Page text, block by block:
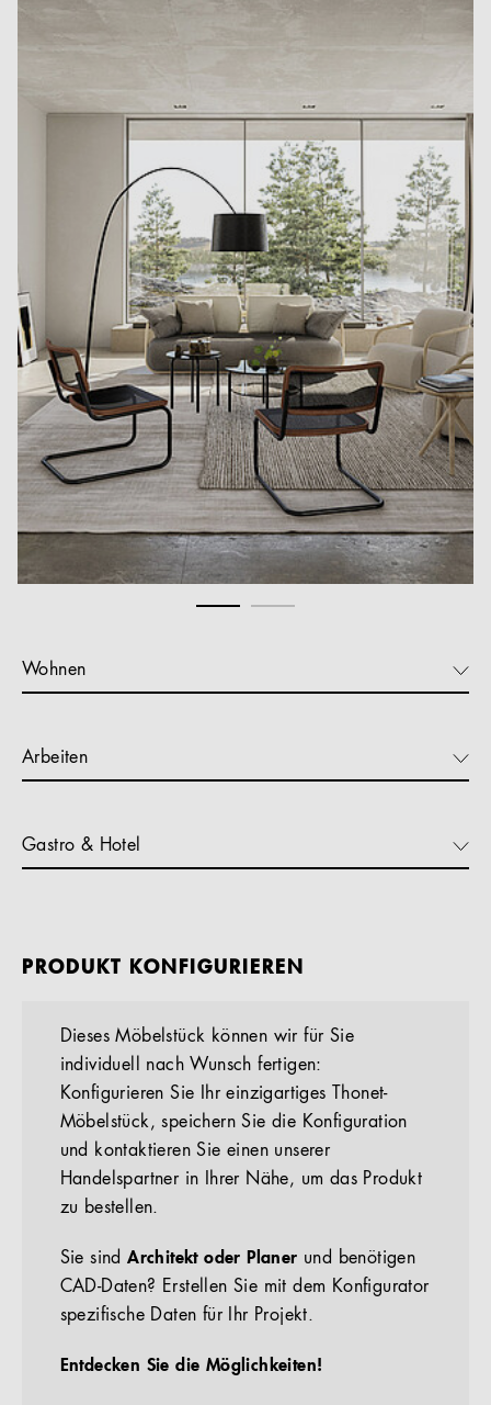
Wohnen
Arbeiten
Gastro & Hotel
PRODUKT KONFIGURIEREN
Dieses Möbelstück können wir für Sie
individuell nach Wunsch fertigen:
Konfigurieren Sie Ihr einzigartiges Thonet-
Möbelstück, speichern Sie die Konfiguration
und kontaktieren Sie einen unserer
Handelspartner in Ihrer Nähe, um das Produkt
zu bestellen.
Sie sindArchitekt oder Planer und benötigen
CAD-Daten? Erstellen Sie mit dem Konfigurator
spezifische Daten für Ihr Projekt.
Entdecken Sie die Möglichkeiten!